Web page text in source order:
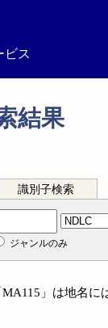
ビス
結果
識別子検索
ジャンルのみ
」は地名に